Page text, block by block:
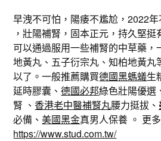
早洩不可怕，陽痿不尷尬，2022
，壯陽補腎，固本正元，持久堅
可以通過服用一些補腎的中草藥，
地黃丸、五子衍宗丸、知柏地黃丸
以了。一般推薦購買德國黑螞蟻生
延時膠囊、德國必邦綠色壯陽優選
腎 、香港老中醫補腎丸腰力挺拔、
必備、美國黑金真男人保養 。 更
https://www.stud.com.tw/